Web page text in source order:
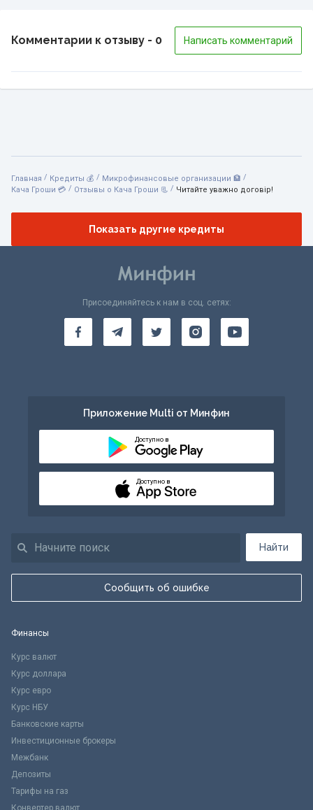
Комментарии к отзыву - 0 Написать комментарий
Главная / Кредиты 💰 / Микрофинансовые организации 🏦 /
Кача Гроши 💳 / Отзывы о Кача Гроши 📃 / Читайте уважно договір!
Показать другие кредиты
Найти
Сообщить об ошибке
Присоединяйтесь к нам в соц. сетях:
Приложение Multi от Минфин
Доступно в
Доступно в
Финансы
Курс валют
Курс доллара
Курс евро
Курс НБУ
Банковские карты
Инвестиционные брокеры
Межбанк
Депозиты
Тарифы на газ
Конвертер валют